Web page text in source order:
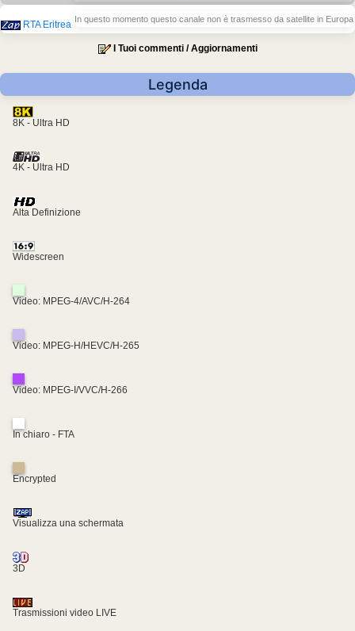
RTA Eritrea In questo momento questo canale non è trasmesso da satellite in Europa
I Tuoi commenti / Aggiornamenti
Legenda
8K - Ultra HD
4K - Ultra HD
Alta Definizione
Widescreen
Video: MPEG-4/AVC/H-264
Video: MPEG-H/HEVC/H-265
Video: MPEG-I/VVC/H-266
In chiaro - FTA
Encrypted
Visualizza una schermata
3D
Trasmissioni video LIVE